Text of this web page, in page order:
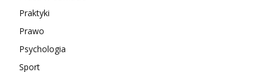
Praktyki
Prawo
Psychologia
Sport